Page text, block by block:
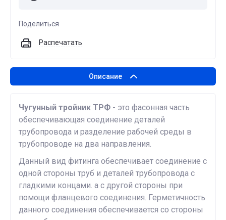
Поделиться
Распечатать
Описание
Чугунный тройник ТРФ - это фасонная часть
обеспечивающая соединение деталей
трубопровода и разделение рабочей среды в
трубопроводе на два направления.
Данный вид фитинга обеспечивает соединение с
одной стороны труб и деталей трубопровода с
гладкими концами. а с другой стороны при
помощи фланцевого соединения. Герметичность
данного соединения обеспечивается со стороны